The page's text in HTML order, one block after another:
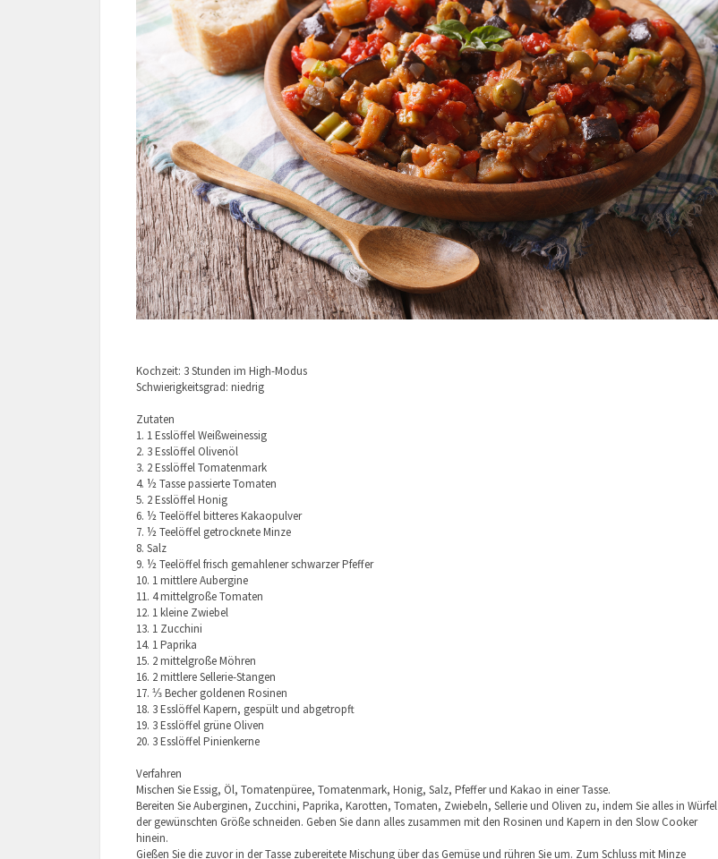
Kochzeit: 3 Stunden im High-Modus
Schwierigkeitsgrad: niedrig
Zutaten
1. 1 Esslöffel Weißweinessig
2. 3 Esslöffel Olivenöl
3. 2 Esslöffel Tomatenmark
4. ½ Tasse passierte Tomaten
5. 2 Esslöffel Honig
6. ½ Teelöffel bitteres Kakaopulver
7. ½ Teelöffel getrocknete Minze
8. Salz
9. ½ Teelöffel frisch gemahlener schwarzer Pfeffer
10. 1 mittlere Aubergine
11. 4 mittelgroße Tomaten
12. 1 kleine Zwiebel
13. 1 Zucchini
14. 1 Paprika
15. 2 mittelgroße Möhren
16. 2 mittlere Sellerie-Stangen
17. ⅓ Becher goldenen Rosinen
18. 3 Esslöffel Kapern, gespült und abgetropft
19. 3 Esslöffel grüne Oliven
20. 3 Esslöffel Pinienkerne
Verfahren
Mischen Sie Essig, Öl, Tomatenpüree, Tomatenmark, Honig, Salz, Pfeffer und Kakao in einer Tasse.
Bereiten Sie Auberginen, Zucchini, Paprika, Karotten, Tomaten, Zwiebeln, Sellerie und Oliven zu, indem Sie alles in Würfel
der gewünschten Größe schneiden. Geben Sie dann alles zusammen mit den Rosinen und Kapern in den Slow Cooker
hinein.
Gießen Sie die zuvor in der Tasse zubereitete Mischung über das Gemüse und rühren Sie um. Zum Schluss mit Minze